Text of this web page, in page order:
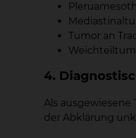
Tumor an
4.
Als
der Abklärung